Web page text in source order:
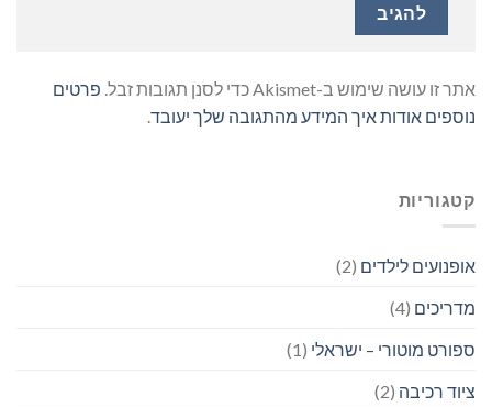
אתר זו עושה שימוש ב-Akismet כדי לסנן תגובות זבל.
פרטים
נוספים אודות איך המידע מהתגובה שלך יעובד.
קטגוריות
אופנועים לילדים (2)
מדריכים (4)
ספורט מוטורי – ישראלי (1)
ציוד רכיבה (2)